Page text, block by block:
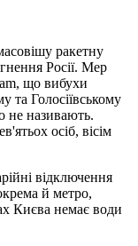
ракетну
Росії. Мер
що вибухи
та Голосіївському
не називають.
осіб, вісім
відключення
й метро,
Києва немає води